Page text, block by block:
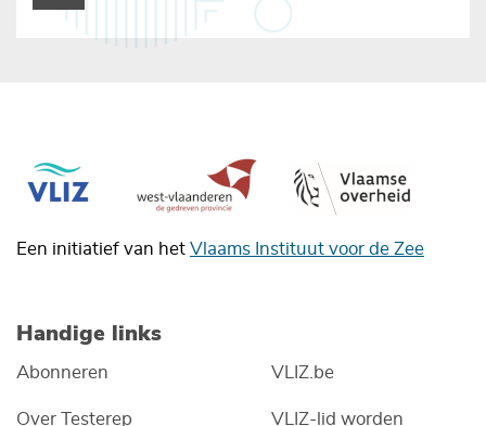
Een initiatief van het Vlaams Instituut voor de Zee
Handige links
Abonneren
Over Testerep
VLIZ.be
VLIZ-lid worden